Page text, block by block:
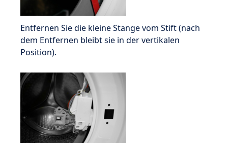
Entfernen Sie die kleine Stange vom Stift (nach
dem Entfernen bleibt sie in der vertikalen
Position).